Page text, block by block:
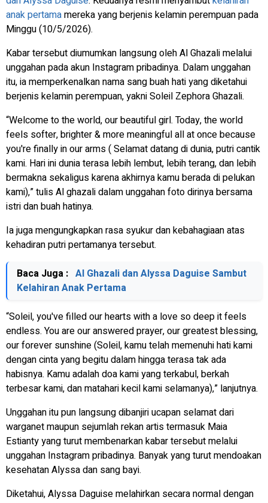
anak pertamamereka yang berjenis kelamin perempuan pada
Minggu (10/5/2026).
Kabar tersebut diumumkan langsung oleh Al Ghazali melalui
unggahan pada akun Instagram pribadinya. Dalam unggahan
itu, ia memperkenalkan nama sang buah hati yang diketahui
berjenis kelamin perempuan, yakni Soleil Zephora Ghazali.
“Welcome to the world, our beautiful girl. Today, the world
feels softer, brighter & more meaningful all at once because
you're finally in our arms( Selamat datang di dunia, putri cantik
kami. Hari ini dunia terasa lebih lembut, lebih terang, dan lebih
bermakna sekaligus karena akhirnya kamu berada di pelukan
kami),” tulis Al ghazali dalam unggahan foto dirinya bersama
istri dan buah hatinya.
Ia juga mengungkapkan rasa syukur dan kebahagiaan atas
kehadiran putri pertamanya tersebut.
Baca Juga : Al Ghazali dan Alyssa Daguise Sambut
Kelahiran Anak Pertama
“Soleil, you've filled our hearts with a love so deep it feels
endless. You are our answered prayer, our greatest blessing,
our forever sunshine(Soleil, kamu telah memenuhi hati kami
dengan cinta yang begitu dalam hingga terasa tak ada
habisnya. Kamu adalah doa kami yang terkabul, berkah
terbesar kami, dan matahari kecil kami selamanya),” lanjutnya.
Unggahan itu pun langsung dibanjiri ucapan selamat dari
warganet maupun sejumlah rekan artis termasuk Maia
Estianty yang turut membenarkan kabar tersebut melalui
unggahan Instagram pribadinya. Banyak yang turut mendoakan
kesehatan Alyssa dan sang bayi.
Diketahui, Alyssa Daguise melahirkan secara normal dengan